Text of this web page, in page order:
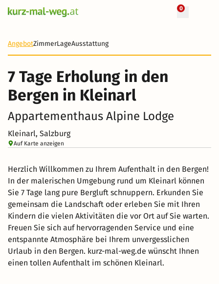
0
AngebotZimmerLageAusstattung
7 Tage Erholung in den
Bergen in Kleinarl
Appartementhaus Alpine Lodge
Kleinarl, Salzburg
Auf Karte anzeigen
Herzlich Willkommen zu Ihrem Aufenthalt in den Bergen!
In der malerischen Umgebung rund um Kleinarl können
Sie 7 Tage lang pure Bergluft schnuppern. Erkunden Sie
gemeinsam die Landschaft oder erleben Sie mit Ihren
Kindern die vielen Aktivitäten die vor Ort auf Sie warten.
Freuen Sie sich auf hervorragenden Service und eine
entspannte Atmosphäre bei Ihrem unvergesslichen
Urlaub in den Bergen. kurz-mal-weg.de wünscht Ihnen
einen tollen Aufenthalt im schönen Kleinarl.